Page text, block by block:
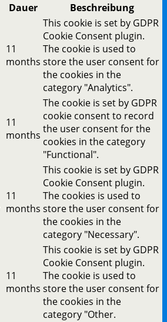
Dauer Beschreibung
11
months
This cookie is set by GDPR
Cookie Consent plugin.
The cookie is used to
store the user consent for
the cookies in the
category "Analytics".
11
months
The cookie is set by GDPR
cookie consent to record
the user consent for the
cookies in the category
"Functional".
11
months
This cookie is set by GDPR
Cookie Consent plugin.
The cookies is used to
store the user consent for
the cookies in the
category "Necessary".
11
months
This cookie is set by GDPR
Cookie Consent plugin.
The cookie is used to
store the user consent for
the cookies in the
category "Other.